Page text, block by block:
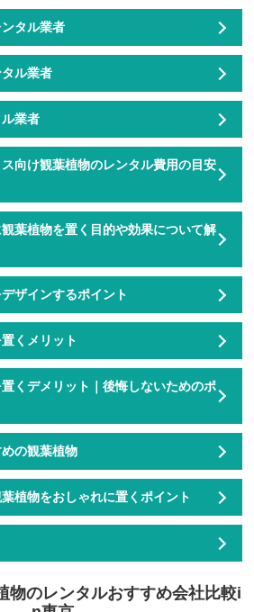
タル業者
ル業者
業者
ス向け観葉植物のレンタル費用の目安
葉植物を置く目的や効果について解
ザインするポイント
くメリット
くデメリット｜後悔しないためのポ
の観葉植物
葉植物をおしゃれに置くポイント
物のレンタルおすすめ会社比較i